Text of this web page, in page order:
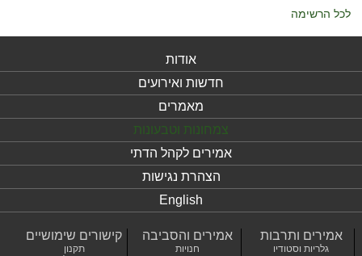
לכל הרשימה
אודות
חדשות ואירועים
מאמרים
צמחונות וטבעונות
אמירים לקהל הדתי
הצהרת נגישות
English
אמירים ותרבות
גלריות וסטודיו
אמירים והסביבה
חנויות
קישורים שימושיים
תקנון